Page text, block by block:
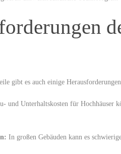
gibt es auch einige
und Unterhaltskosten für Hochhäuser
In großen Gebäuden kann es